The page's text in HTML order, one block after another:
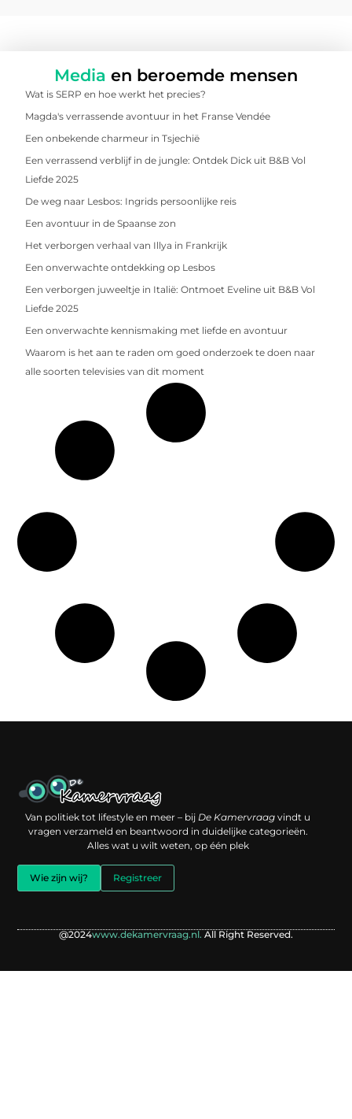
Media en beroemde mensen
Wat is SERP en hoe werkt het precies?
Magda's verrassende avontuur in het Franse Vendée
Een onbekende charmeur in Tsjechië
Een verrassend verblijf in de jungle: Ontdek Dick uit B&B Vol
Liefde 2025
De weg naar Lesbos: Ingrids persoonlijke reis
Een avontuur in de Spaanse zon
Het verborgen verhaal van Illya in Frankrijk
Een onverwachte ontdekking op Lesbos
Een verborgen juweeltje in Italië: Ontmoet Eveline uit B&B Vol
Liefde 2025
Een onverwachte kennismaking met liefde en avontuur
Waarom is het aan te raden om goed onderzoek te doen naar
alle soorten televisies van dit moment
Van politiek tot lifestyle en meer – bijDe Kamervraag vindt u
vragen verzameld en beantwoord in duidelijke categorieën.
Alles wat u wilt weten, op één plek
Wie zijn wij? Registreer
@2024www.dekamervraag.nl. All Right Reserved.